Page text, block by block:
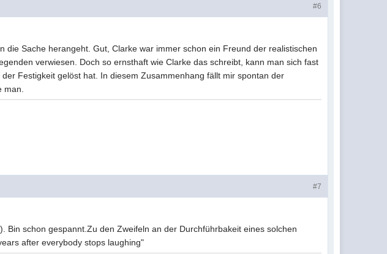
#6
Sache herangeht. Gut, Clarke war immer schon ein Freund der realistischen
verwiesen. Doch so ernsthaft wie Clarke das schreibt, kann man sich fast
Festigkeit gelöst hat. In diesem Zusammenhang fällt mir spontan der
#7
schon gespannt.Zu den Zweifeln an der Durchführbakeit eines solchen
after everybody stops laughing"